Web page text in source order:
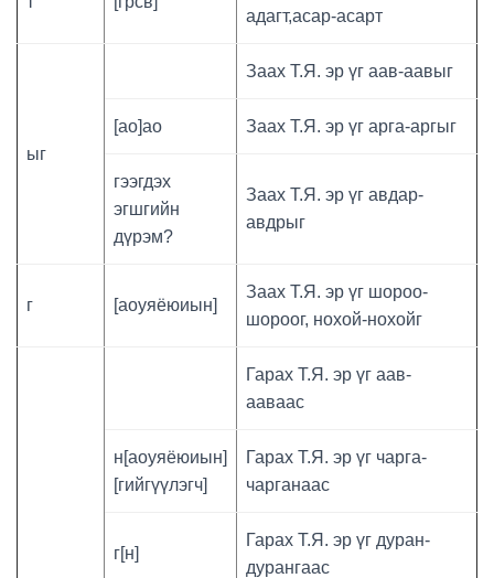
адагт,асар-асарт
ыг
Заах Т.Я. эр үг аав-аавыг
[ао]ао Заах Т.Я. эр үг арга-аргыг
гээгдэх
эгшгийн
дүрэм?
Заах Т.Я. эр үг авдар-
авдрыг
г [аоуяёюиын]
Заах Т.Я. эр үг шороо-
шороог, нохой-нохойг
Гарах Т.Я. эр үг аав-
ааваас
н[аоуяёюиын]
[гийгүүлэгч]
Гарах Т.Я. эр үг чарга-
чарганаас
г[н]
Гарах Т.Я. эр үг дуран-
дурангаас